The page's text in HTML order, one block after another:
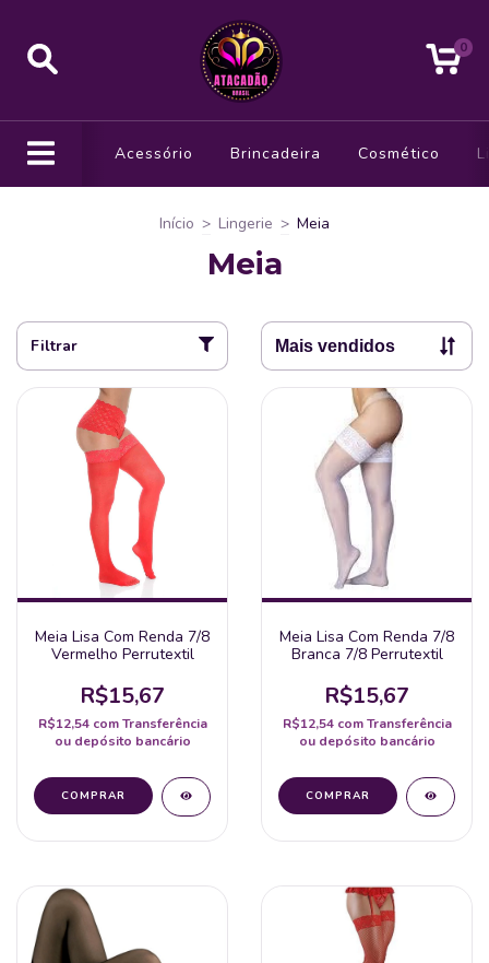
0
Acessório Brincadeira Cosmético
Início > Lingerie > Meia
Meia
Filtrar
Meia Lisa Com Renda 7/8
Vermelho Perrutextil
R$15,67
R$12,54 com Transferência
ou depósito bancário
Meia Lisa Com Renda 7/8
Branca 7/8 Perrutextil
R$15,67
R$12,54 com Transferência
ou depósito bancário